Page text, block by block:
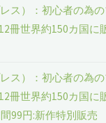
ス）：初心者の為
冊世界約150カ国に
ス）：初心者の為
冊世界約150カ国に
99円:新作特別販売